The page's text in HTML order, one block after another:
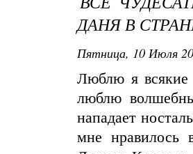
ДАНЯ В
Пятница, 10 Июля
Люблю я
люблю
нападает
мне нравилось